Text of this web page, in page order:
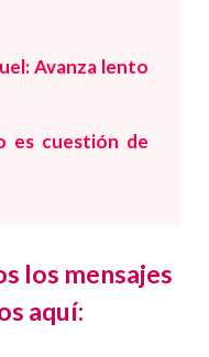
Avanza lento
es cuestión de
los mensajes
aquí: